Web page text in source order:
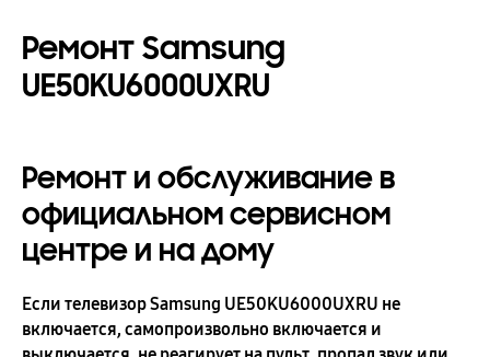
Ремонт Samsung
UE50KU6000UXRU
Ремонт и обслуживание в
официальном сервисном
центре и на дому
Если телевизор Samsung UE50KU6000UXRU не
включается, самопроизвольно включается и